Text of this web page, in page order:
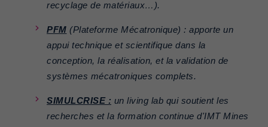
recyclage de matériaux…).
PFM (Plateforme Mécatronique) : apporte un
appui technique et scientifique dans la
conception, la réalisation, et la validation de
systèmes mécatroniques complets.
SIMULCRISE: un living lab qui soutient les
recherches et la formation continue d'IMT Mines